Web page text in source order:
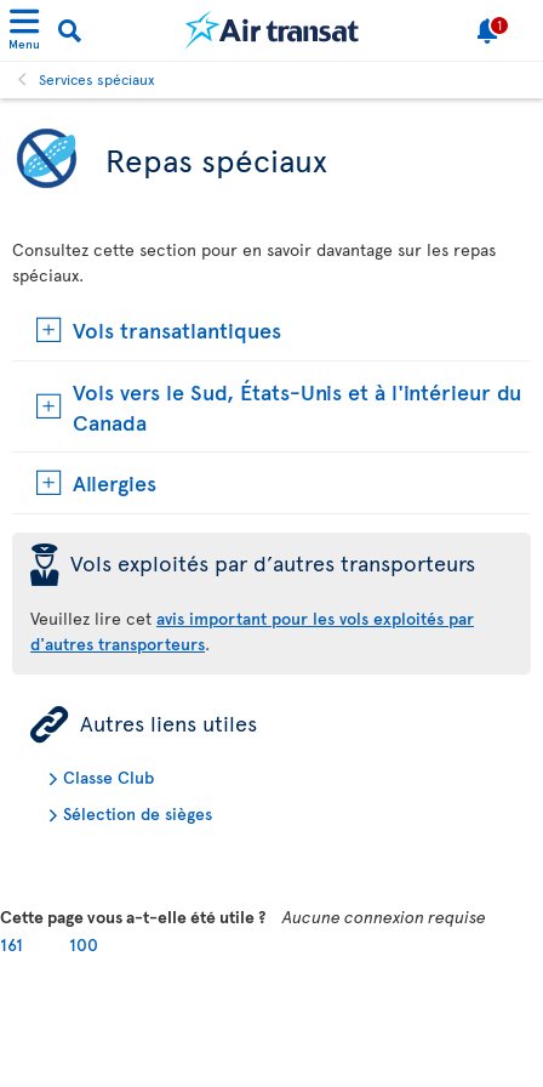
Menu
1
Services spéciaux
Repas spéciaux
Consultez cette section pour en savoir davantage sur les repas
spéciaux.
Vols transatlantiques
Vols vers le Sud, États-Unis et à l'intérieur du
Canada
Allergies
þ Vols exploités par d’autres transporteurs
Veuillez lire cet avis important pour les vols exploités par
d'autres transporteurs.
ÿ Autres liens utiles
Classe Club
Sélection de sièges
Cette page vous a-t-elle été utile ?
Aucune connexion requise
161
100